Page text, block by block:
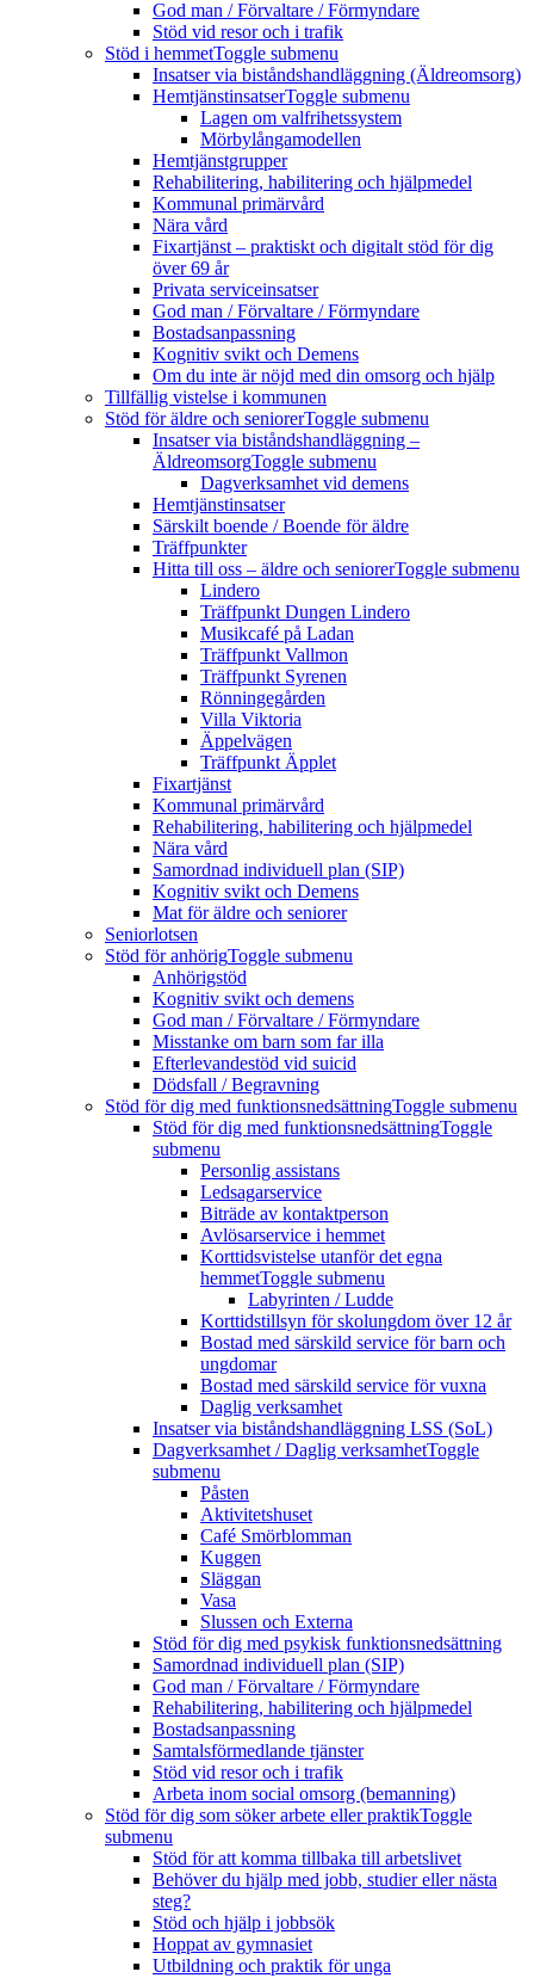
God man / Förvaltare / Förmyndare
Stöd vid resor och i trafik
Stöd i hemmetToggle submenu
Insatser via biståndshandläggning (Äldreomsorg)
HemtjänstinsatserToggle submenu
Lagen om valfrihetssystem
Mörbylångamodellen
Hemtjänstgrupper
Rehabilitering, habilitering och hjälpmedel
Kommunal primärvård
Nära vård
Fixartjänst – praktiskt och digitalt stöd för dig
över 69 år
Privata serviceinsatser
God man / Förvaltare / Förmyndare
Bostadsanpassning
Kognitiv svikt och Demens
Om du inte är nöjd med din omsorg och hjälp
Tillfällig vistelse i kommunen
Stöd för äldre och seniorerToggle submenu
Insatser via biståndshandläggning –
ÄldreomsorgToggle submenu
Dagverksamhet vid demens
Hemtjänstinsatser
Särskilt boende / Boende för äldre
Träffpunkter
Hitta till oss – äldre och seniorerToggle submenu
Lindero
Träffpunkt Dungen Lindero
Musikcafé på Ladan
Träffpunkt Vallmon
Träffpunkt Syrenen
Rönningegården
Villa Viktoria
Äppelvägen
Träffpunkt Äpplet
Fixartjänst
Kommunal primärvård
Rehabilitering, habilitering och hjälpmedel
Nära vård
Samordnad individuell plan (SIP)
Kognitiv svikt och Demens
Mat för äldre och seniorer
Seniorlotsen
Stöd för anhörigToggle submenu
Anhörigstöd
Kognitiv svikt och demens
God man / Förvaltare / Förmyndare
Misstanke om barn som far illa
Efterlevandestöd vid suicid
Dödsfall / Begravning
Stöd för dig med funktionsnedsättningToggle submenu
Stöd för dig med funktionsnedsättningToggle
submenu
Personlig assistans
Ledsagarservice
Biträde av kontaktperson
Avlösarservice i hemmet
Korttidsvistelse utanför det egna
hemmetToggle submenu
Labyrinten / Ludde
Korttidstillsyn för skolungdom över 12 år
Bostad med särskild service för barn och
ungdomar
Bostad med särskild service för vuxna
Daglig verksamhet
Insatser via biståndshandläggning LSS (SoL)
Dagverksamhet / Daglig verksamhetToggle
submenu
Påsten
Aktivitetshuset
Café Smörblomman
Kuggen
Släggan
Vasa
Slussen och Externa
Stöd för dig med psykisk funktionsnedsättning
Samordnad individuell plan (SIP)
God man / Förvaltare / Förmyndare
Rehabilitering, habilitering och hjälpmedel
Bostadsanpassning
Samtalsförmedlande tjänster
Stöd vid resor och i trafik
Arbeta inom social omsorg (bemanning)
Stöd för dig som söker arbete eller praktikToggle
submenu
Stöd för att komma tillbaka till arbetslivet
Behöver du hjälp med jobb, studier eller nästa
steg?
Stöd och hjälp i jobbsök
Hoppat av gymnasiet
Utbildning och praktik för unga